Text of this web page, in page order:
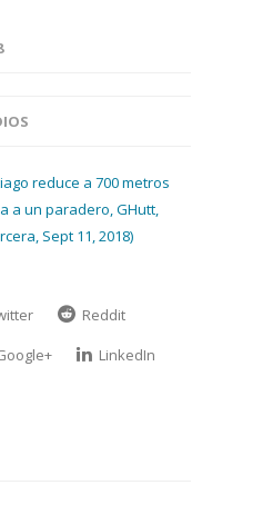
reduce a 700 metros
a un paradero, GHutt,
Sept 11, 2018)
Reddit
LinkedIn